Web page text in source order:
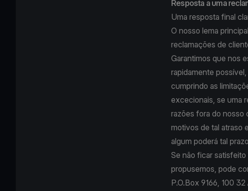
Resposta a uma
Uma resposta final
O nosso lema
reclamações de
Garantimos que nos
rapidamente
cumprindo as
excecionais, se uma
razões fora do nosso
motivos de tal atraso
algum poderá tal
Se não ficar
propusemos, pode
P.O.Box 9166, 100